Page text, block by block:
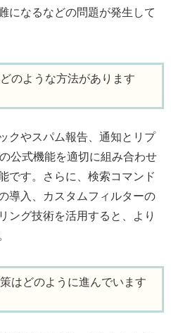
になるなどの問題が発生して
のような方法があります
クやスパム報告、通知とリプ
公式機能を適切に組み合わせ
です。さらに、検索コマンド
導入、カスタムフィルターの
ング技術を活用すると、より
はどのように進んでいます